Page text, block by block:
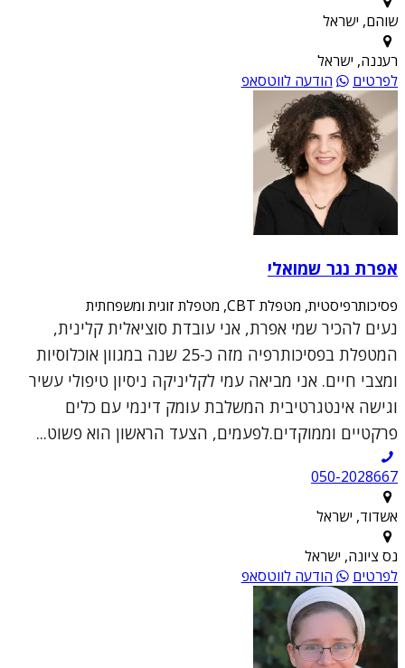
שוהם, ישראל
רעננה, ישראל
לפרטים
הודעה לווטסאפ
אפרת נגר שמואלי
פסיכותרפיסטית, מטפלת CBT, מטפלת זוגית ומשפחתית
נעים להכיר שמי אפרת, אני עובדת סוציאלית קלינית,
המטפלת בפסיכותרפיה מזה כ-25 שנה במגוון אוכלוסיות
ומצבי חיים. אני מביאה עמי לקליניקה ניסיון טיפולי עשיר
וגישה אינטגרטיבית המשלבת עומק דינמי עם כלים
פרקטיים וממוקדים.לפעמים, הצעד הראשון הוא פשוט...
050-2028667
אשדוד, ישראל
נס ציונה, ישראל
לפרטים
הודעה לווטסאפ